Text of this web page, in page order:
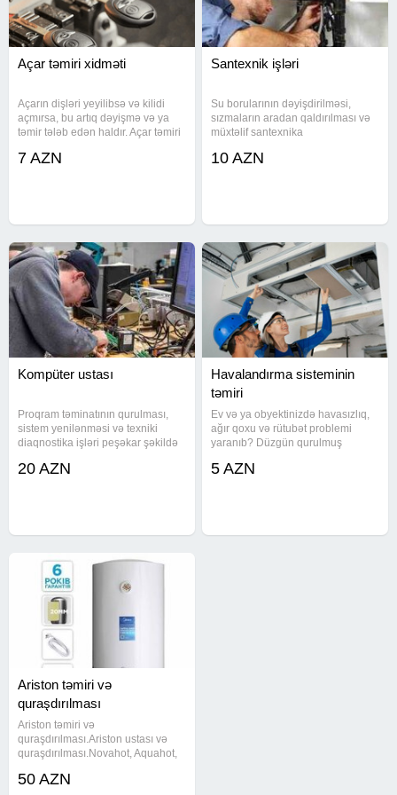
Açar təmiri xidməti
Açarın dişləri yeyilibsə və kilidi
açmırsa, bu artıq dəyişmə və ya
təmir tələb edən haldır. Açar təmiri
uyğun şəkildə yenidən hazırlanır
7 AZN
Santexnik işləri
Su borularının dəyişdirilməsi,
sızmaların aradan qaldırılması və
müxtəlif santexnika
həyata keçirilir. Kanalizasiya və su
10 AZN
Kompüter ustası
Proqram təminatının qurulması,
sistem yenilənməsi və texniki
diaqnostika işləri peşəkar şəkildə
avadanlıq nasazlıqları üçün
20 AZN
Havalandırma sisteminin
təmiri
Ev və ya obyektinizdə havasızlıq,
ağır qoxu və rütubət problemi
yaranıb? Düzgün qurulmuş
aradan qaldırır. Ev, yeraltı qaraj,
5 AZN
Ariston təmiri və
quraşdırılması
Ariston təmiri və
quraşdırılması.Ariston ustası və
quraşdırılması.Novahot, Aquahot,
və.s quraşdırılması və
50 AZN